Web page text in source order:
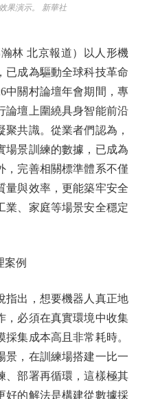
果演示。 新華社
北京報道）以人形機
已成為驅動全球科技革命
中關村論壇年會期間，專
論壇上圍繞具身智能前沿
共識。從業者們認為，
場景訓練的數據，已成為
，完善相關標準體系不僅
量與效率，更能築牢安全
業、家庭等場景安全穩定
例
出，想要機器人真正地
，必須在真實環境中收集
集成本高且非常耗時。
景，在訓練場搭建一比一
、部署再循環，這樣極其
好的解法是構建從數據採